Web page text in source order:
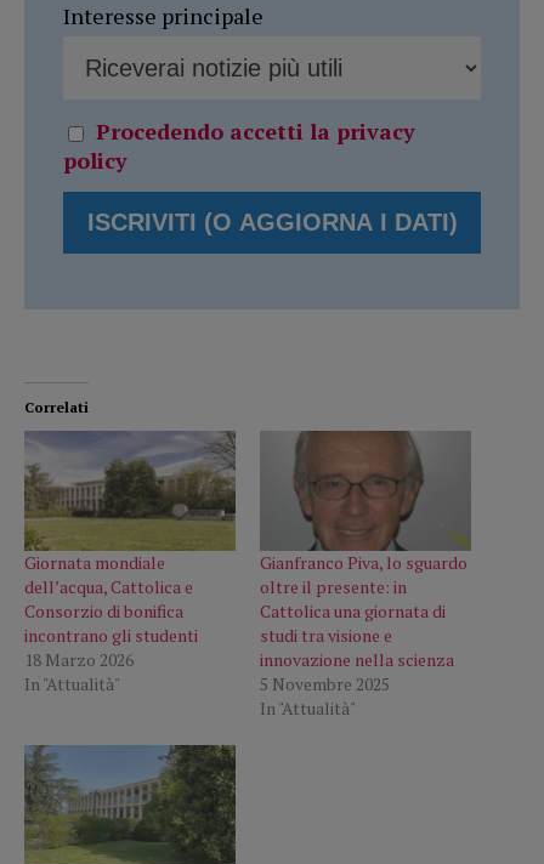
Interesse principale
Procedendo accetti la privacy
policy
Correlati
Giornata mondiale
dell’acqua, Cattolica e
Consorzio di bonifica
incontrano gli studenti
18 Marzo 2026
In "Attualità"
Gianfranco Piva, lo sguardo
oltre il presente: in
Cattolica una giornata di
studi tra visione e
innovazione nella scienza
5 Novembre 2025
In "Attualità"